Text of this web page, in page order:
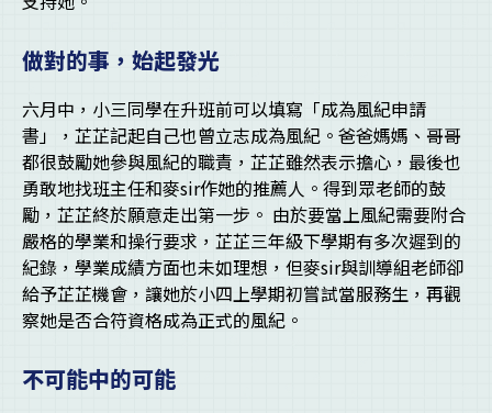
做對的事，始起發光
六月中，小三同學在升班前可以填寫「成為風紀申請
書」，芷芷記起自己也曾立志成為風紀。爸爸媽媽、哥哥
都很鼓勵她參與風紀的職責，芷芷雖然表示擔心，最後也
勇敢地找班主任和麥sir作她的推薦人。得到眾老師的鼓
勵，芷芷終於願意走出第一步。 由於要當上風紀需要附合
嚴格的學業和操行要求，芷芷三年級下學期有多次遲到的
紀錄，學業成績方面也未如理想，但麥sir與訓導組老師卻
給予芷芷機會，讓她於小四上學期初嘗試當服務生，再觀
察她是否合符資格成為正式的風紀。
不可能中的可能